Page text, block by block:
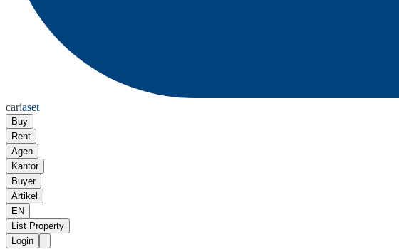
cariaset
Buy
Rent
Agen
Kantor
Buyer
Artikel
EN
List Property
Login